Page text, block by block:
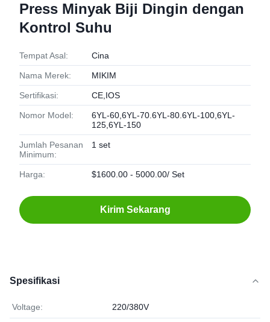
Press Minyak Biji Dingin dengan
Kontrol Suhu
Tempat Asal: Cina
Nama Merek: MIKIM
Sertifikasi: CE,IOS
Nomor Model:
6YL-60,6YL-70.6YL-80.6YL-100,6YL-
125,6YL-150
Jumlah Pesanan
Minimum:
1 set
Harga: $1600.00 - 5000.00/ Set
Kirim Sekarang
Spesifikasi
Voltage: 220/380V